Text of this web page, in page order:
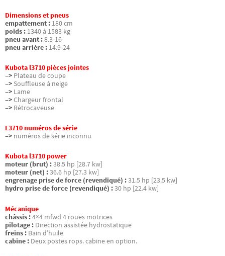
Dimensions et pneus
empattement : 180 cm
poids : 1340 à 1583 kg
pneu avant :8.3-16
pneu arrière : 14.9-24
Kubota l3710 pièces jointes
–> Plateau de coupe
–> Souffleuse à neige
–> Lame
–>Chargeur frontal
–> Rétrocaveuse
L3710 numéros de série
–> numéros de série inconnu
Kubota l3710 power
moteur (brut) :38.5 hp [28.7 kw]
moteur (net) :36.6 hp [27.3 kw]
engrenage prise de force (revendiqué) :31.5 hp [23.5 kw]
hydro prise de force (revendiqué) :30 hp [22.4 kw]
Mécanique
châssis :4×4 mfwd 4 roues motrices
pilotage : Direction assistée hydrostatique
freins : Bain d’huile
cabine : Deux postes rops. cabine en option.